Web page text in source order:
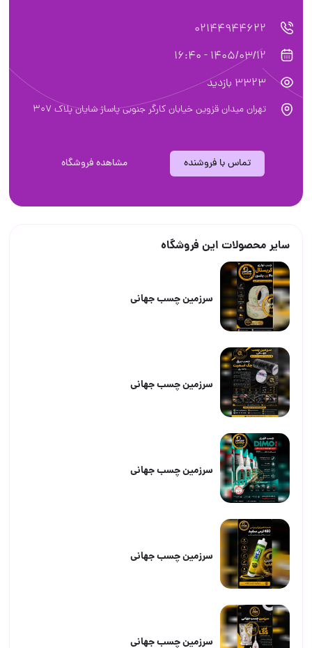
02144944622
1405/03/12 - 16:40
3323 بازدید
تهران میدان قزوین خیابان کارگر جنوبی پاساژ شایان پلاک 307
تماس با فروشنده مشاهده فروشگاه
سایر محصولات این فروشگاه
سرزمین چسب جهانی
سرزمین چسب جهانی
سرزمین چسب جهانی
سرزمین چسب جهانی
سرزمین چسب جهانی